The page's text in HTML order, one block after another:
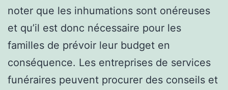
noter que les inhumations sont onéreuses
et qu’il est donc nécessaire pour les
familles de prévoir leur budget en
conséquence. Les entreprises de services
funéraires peuvent procurer des conseils et